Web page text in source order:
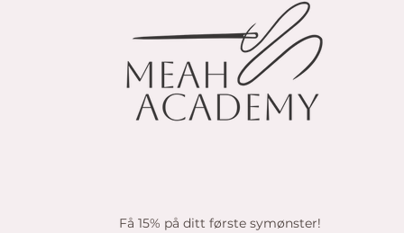
Få 15% på ditt første symønster!